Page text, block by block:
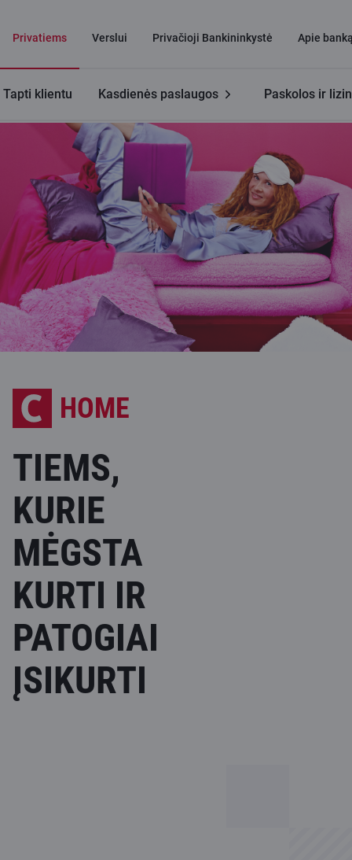
Privatiems Verslui Privačioji Bankininkystė Apie
Tapti klientu Kasdienės paslaugos Paskolos ir
HOME
TIEMS,
KURIE
MĖGSTA
KURTI IR
PATOGIAI
ĮSIKURTI